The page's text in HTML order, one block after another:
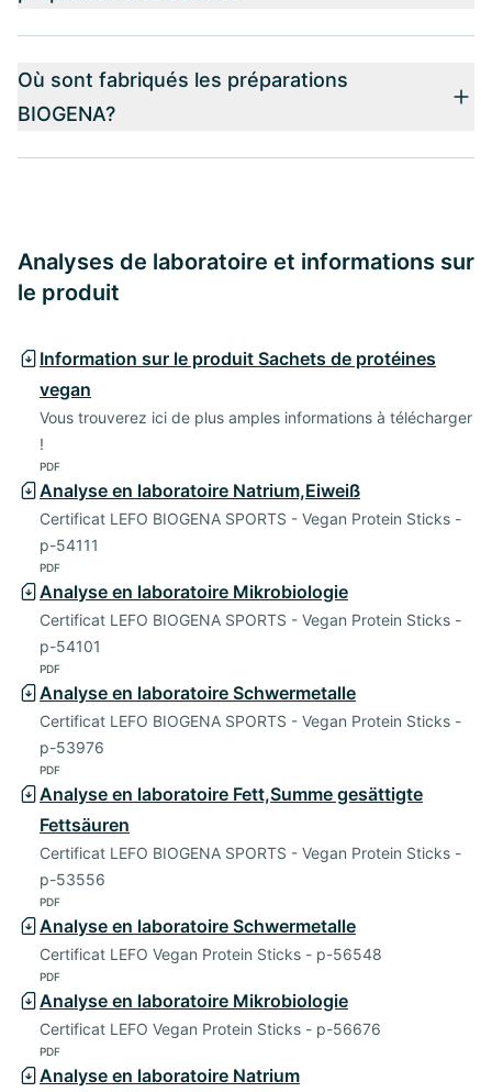
Où sont fabriqués les préparations
BIOGENA?
Analyses de laboratoire et informations sur
le produit
Information sur le produit Sachets de protéines
vegan
Vous trouverez ici de plus amples informations à télécharger
!
PDF
Analyse en laboratoire Natrium,Eiweiß
Certificat LEFO BIOGENA SPORTS - Vegan Protein Sticks -
p-54111
PDF
Analyse en laboratoire Mikrobiologie
Certificat LEFO BIOGENA SPORTS - Vegan Protein Sticks -
p-54101
PDF
Analyse en laboratoire Schwermetalle
Certificat LEFO BIOGENA SPORTS - Vegan Protein Sticks -
p-53976
PDF
Analyse en laboratoire Fett,Summe gesättigte
Fettsäuren
Certificat LEFO BIOGENA SPORTS - Vegan Protein Sticks -
p-53556
PDF
Analyse en laboratoire Schwermetalle
Certificat LEFO Vegan Protein Sticks - p-56548
PDF
Analyse en laboratoire Mikrobiologie
Certificat LEFO Vegan Protein Sticks - p-56676
PDF
Analyse en laboratoire Natrium